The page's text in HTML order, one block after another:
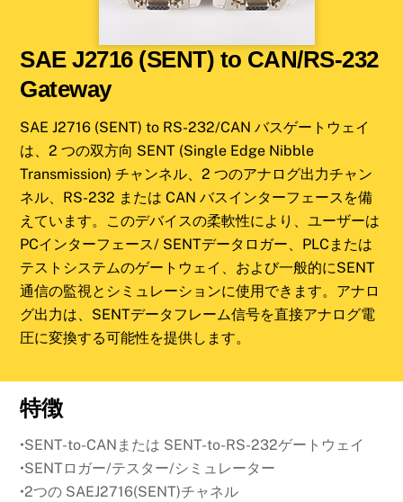
SAE J2716 (SENT) to CAN/RS-232
Gateway
SAE J2716 (SENT) to RS-232/CAN バスゲートウェイ
は、2 つの双方向 SENT (Single Edge Nibble
Transmission) チャンネル、2 つのアナログ出力チャン
ネル、RS-232 または CAN バスインターフェースを備
えています。このデバイスの柔軟性により、ユーザーは
PCインターフェース/ SENTデータロガー、PLCまたは
テストシステムのゲートウェイ、および一般的にSENT
通信の監視とシミュレーションに使用できます。アナロ
グ出力は、SENTデータフレーム信号を直接アナログ電
圧に変換する可能性を提供します。
特徴
•SENT-to-CANまたは SENT-to-RS-232ゲートウェイ
•SENTロガー/テスター/シミュレーター
•2つの SAEJ2716(SENT)チャネル